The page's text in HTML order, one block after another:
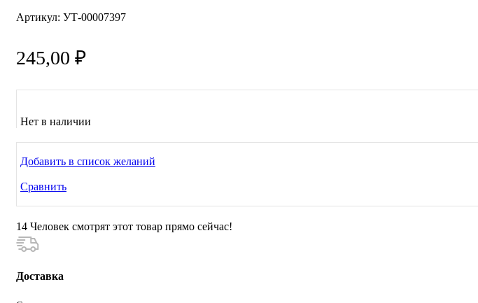
Артикул: УТ-00007397
245,00 ₽
Нет в наличии
Добавить в список желаний
Сравнить
14 Человек смотрят этот товар прямо сейчас!
Доставка